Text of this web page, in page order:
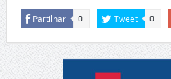
Partilhar 0 Tweet 0